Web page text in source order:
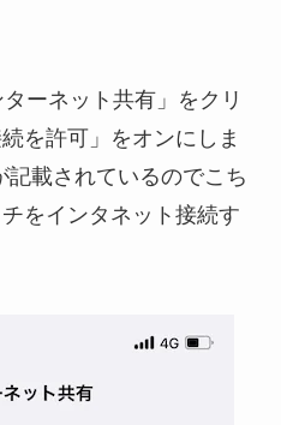
ーネット共有」をクリ
を許可」をオンにしま
載されているのでこち
をインタネット接続す